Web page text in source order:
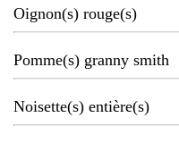
Oignon(s) rouge(s)
Pomme(s) granny smith
Noisette(s) entière(s)